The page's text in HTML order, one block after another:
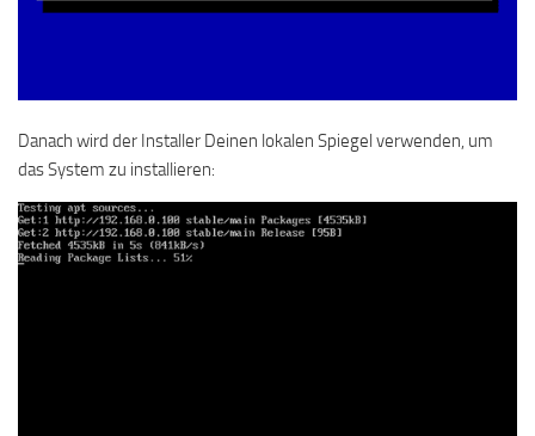
Danach wird der Installer Deinen lokalen Spiegel verwenden, um
das System zu installieren: